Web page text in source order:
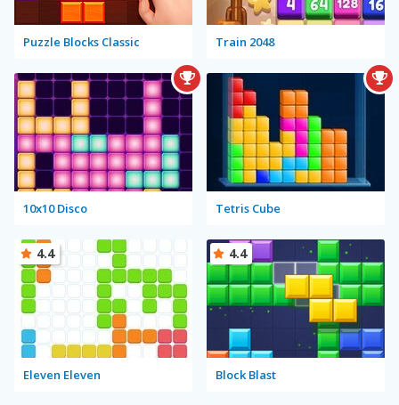
Puzzle Blocks Classic Train 2048
10x10 Disco Tetris Cube
Eleven Eleven
4.4
Block Blast
4.4